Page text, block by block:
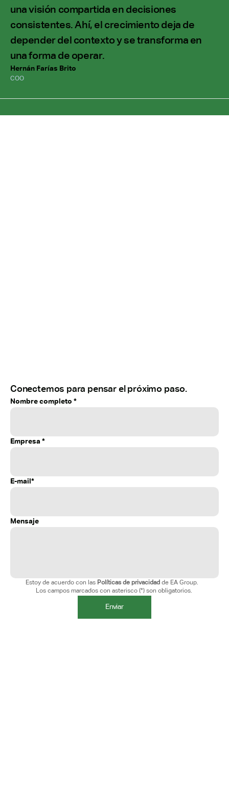
una visión compartida en decisiones
consistentes. Ahí, el crecimiento deja de
depender del contexto y se transforma en
una forma de operar.
Hernán Farías Brito
COO
Conectemos para pensar el próximo paso.
Nombre completo *
Empresa *
E-mail*
Mensaje
Estoy de acuerdo con las Políticas de privacidad de EA Group.
Los campos marcados con asterisco (*) son obligatorios.
Enviar